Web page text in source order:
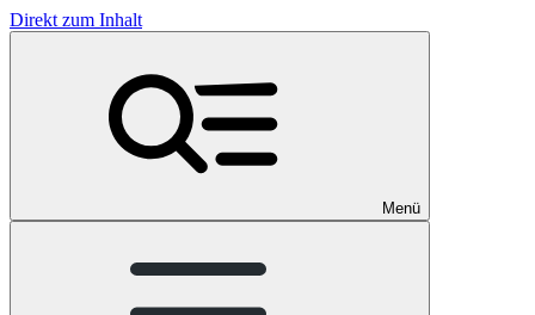
Direkt zum Inhalt
Menü